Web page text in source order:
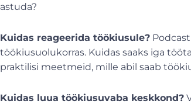
astuda?
Kuidas reageerida töökiusule?
töökiusuolukorras. Kuidas saaks iga
praktilisi meetmeid, mille abil saab
Kuidas luua töökiusuvaba keskkond?